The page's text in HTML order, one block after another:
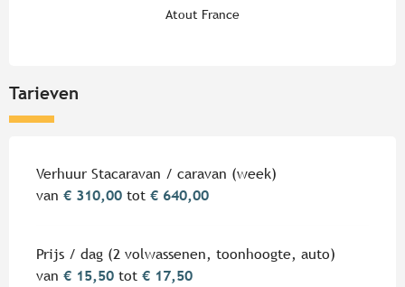
Atout France
Tarieven
Tarieven 2026
Verhuur Stacaravan / caravan (week)
van € 310,00 tot € 640,00
Prijs / dag (2 volwassenen, toonhoogte, auto)
van € 15,50 tot € 17,50